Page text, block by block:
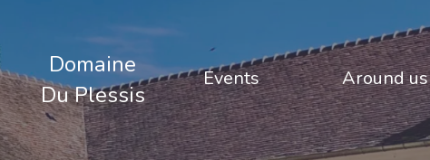
Domaine
Du Plessis
Events Around us